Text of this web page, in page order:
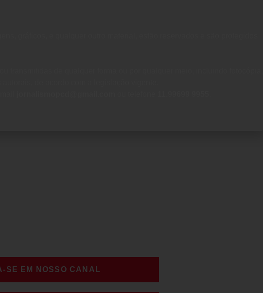
SE EM NOSSO CANAL
gráficos, e qualquer outro material, estão reservados e são protegidos
transmitidas de qualquer forma ou por qualquer meio, incluindo fotocópia,
de acordo com a legislação vigente.